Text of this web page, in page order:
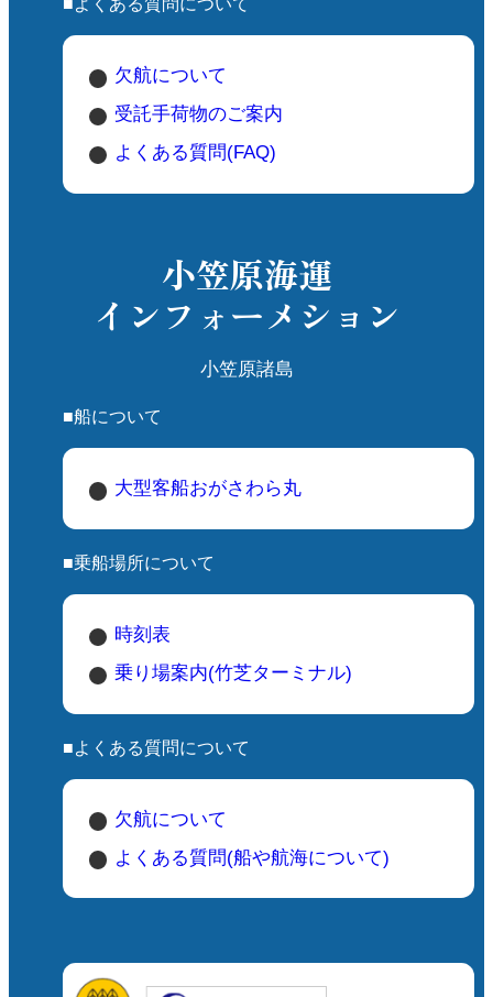
■よくある質問について
欠航について
受託手荷物のご案内
よくある質問(FAQ)
小笠原海運
インフォーメション
小笠原諸島
■船について
大型客船おがさわら丸
■乗船場所について
時刻表
乗り場案内(竹芝ターミナル)
■よくある質問について
欠航について
よくある質問(船や航海について)